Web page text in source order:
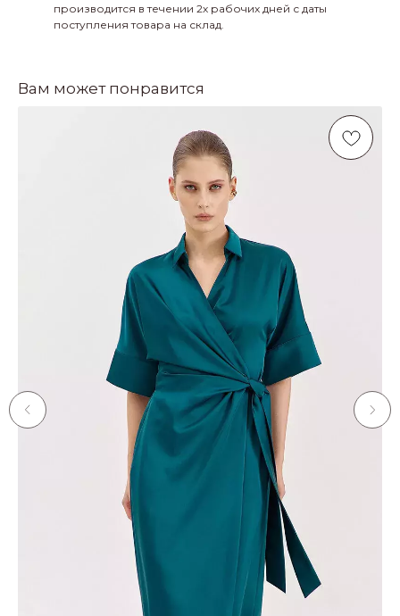
производится в течении 2х рабочих дней с даты
поступления товара на склад.
Вам может понравится